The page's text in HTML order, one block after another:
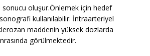
oluşur.Önlemek için hedef
kullanılabilir. İntraarteriyel
maddenin yüksek dozlarda
görülmektedir.